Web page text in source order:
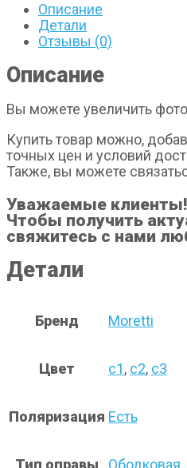
Описание
Детали
Отзывы (0)
Описание
Вы можете увеличить
Купить товар можно,
точных цен и условий
Также, вы можете
Уважаемые клиенты!
Чтобы получить
свяжитесь с нами
Детали
Бренд Moretti
Цвет с1, с2, с3
Поляризация Есть
Тип оправы Ободковая